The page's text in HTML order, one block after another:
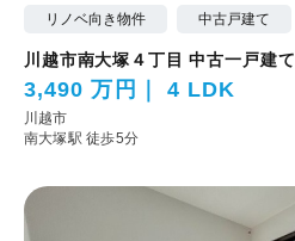
リノベ向き物件 中古戸建て
川越市南大塚４丁目 中古一戸建て
3,490 万円 4 LDK
川越市
南大塚駅 徒歩5分